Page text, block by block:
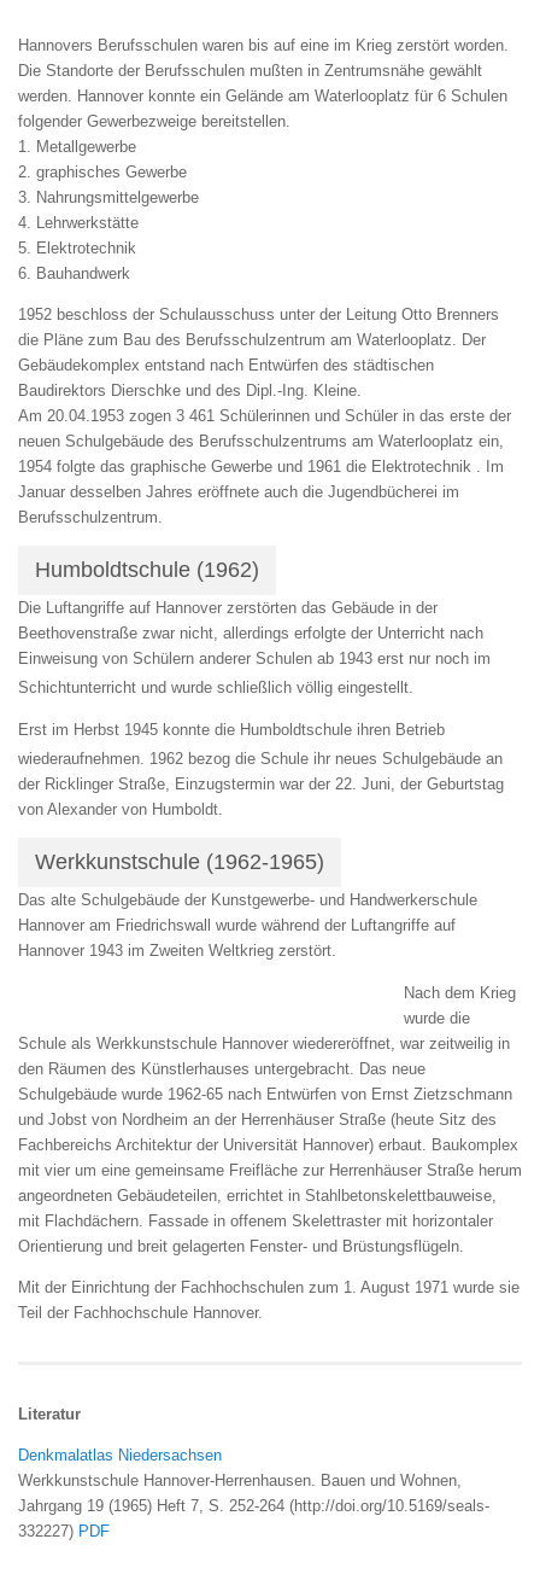
Hannovers Berufsschulen waren bis auf eine im Krieg zerstört worden
Die Standorte der Berufsschulen mußten in Zentrumsnähe gewählt
werden.
Hannover konnte ein Gelände am Waterlooplatz für 6 Schulen
folgender Gewerbezweige bereitstellen
1.
Metallgewerbe
2. graphisches Gewerbe
3.
Nahrungsmittelgewerbe
4.
Lehrwerkstätte
5.
Elektrotechnik
6.
Bauhandwerk
1952 beschloss der Schulausschuss unter der Leitung Otto Brenners
die Pläne zum Bau des Berufsschulzentrum am Waterlooplatz. Der
Gebäudekomplex entstand nach Entwürfen des städtischen
Baudirektors Dierschke und des Dipl.-Ing. Kleine.
Am 20.04.1953 zogen 3 461 Schülerinnen und Schüler in das erste der
neuen Schulgebäude des Berufsschulzentrums am Waterlooplatz ein,
1954 folgte das graphische Gewerbe und 1961 die Elektrotechnik . Im
Januar desselben Jahres eröffnete auch die Jugendbücherei im
Berufsschulzentrum.
Humboldtschule (1962)
Die Luftangriffe auf Hannover zerstörten das Gebäude in der
Beethovenstraße zwar nicht, allerdings erfolgte der Unterricht nach
Einweisung von Schülern anderer Schulen ab 1943 erst nur noch im
Schichtunterricht und wurde schließlich völlig eingestellt.
Erst im Herbst 1945 konnte die Humboldtschule ihren Betrieb
wiederaufnehmen. 1962 bezog die Schule ihr neues Schulgebäude an
der Ricklinger Straße, Einzugstermin war der 22. Juni, der Geburtstag
von Alexander von Humboldt.
Werkkunstschule (1962-1965)
Das alte Schulgebäude der Kunstgewerbe- und Handwerkerschule
Hannover am Friedrichswall wurde während der Luftangriffe auf
Hannover 1943 im Zweiten Weltkrieg zerstört.
Nach dem Krieg
wurde die
Schule als Werkkunstschule Hannover wiedereröffnet, war zeitweilig in
den Räumen des Künstlerhauses untergebracht. Das neue
Schulgebäude wurde 1962-65 nach Entwürfen von Ernst Zietzschmann
und Jobst von Nordheim an der Herrenhäuser Straße (heute Sitz des
Fachbereichs Architektur der Universität Hannover) erbaut. Baukomplex
mit vier um eine gemeinsame Freifläche zur Herrenhäuser Straße herum
angeordneten Gebäudeteilen, errichtet in Stahlbetonskelettbauweise,
mit Flachdächern. Fassade in offenem Skelettraster mit horizontaler
Orientierung und breit gelagerten Fenster- und Brüstungsflügeln.
Mit der Einrichtung der Fachhochschulen zum 1. August 1971 wurde sie
Teil der Fachhochschule Hannover.
Literatur
Denkmalatlas Niedersachsen
Werkkunstschule Hannover-Herrenhausen. Bauen und Wohnen,
Jahrgang 19 (1965) Heft 7, S. 252-264 (http://doi.org/10.5169/seals-
332227) PDF